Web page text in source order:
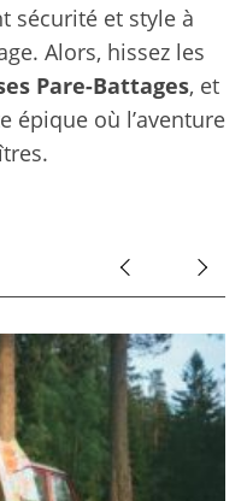
sécurité et style à
Alors, hissez les
Pare-Battages, et
épique où l’aventure